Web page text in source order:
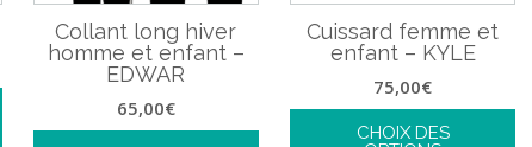
Collant long hiver
homme et enfant –
EDWAR
65,00€
Cuissard femme et
enfant – KYLE
75,00€
CHOIX DES